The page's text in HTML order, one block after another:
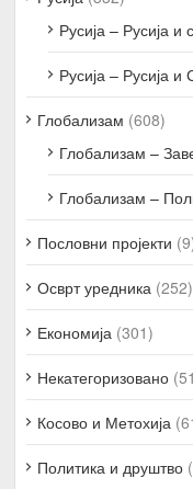
Русија – Русија и
Русија – Русија и
Глобализам (608)
Глобализам –
Глобализам –
Пословни пројекти
Осврт уредника (252)
Економија (301)
Некатегоризовано
Косово и Метохија
Политика и друштво